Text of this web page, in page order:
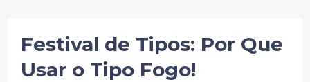
Festival de Tipos: Por Que
Usar o Tipo Fogo!